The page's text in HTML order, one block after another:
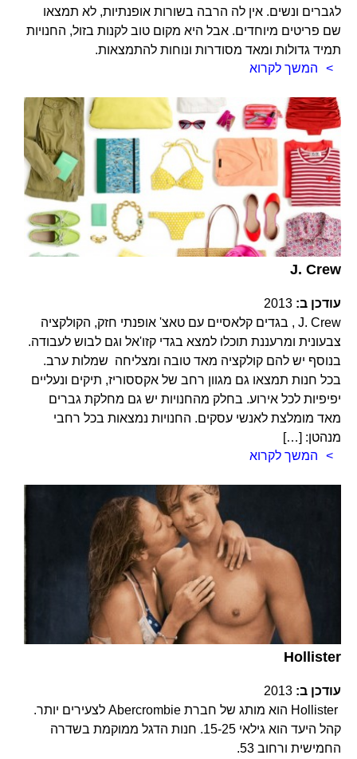
לגברים ונשים. אין לה הרבה בשורות אופנתיות, לא תמצאו
שם פריטים מיוחדים. אבל היא מקום טוב לקנות בזול, החנויות
תמיד גדולות ומאד מסודרות ונוחות להתמצאות.
המשך לקרוא
J. Crew
עודכן ב: 2013
J. Crew , בגדים קלאסיים עם טאצ' אופנתי חזק, הקולקציה
צבעונית ומרעננת תוכלו למצא בגדי קזו'אל וגם לבוש לעבודה.
בנוסף יש להם קולקציה מאד טובה ומצליחה שמלות ערב.
בכל חנות תמצאו גם מגוון רחב של אקססוריז, תיקים ונעליים
יפיפיות לכל אירוע. בחלק מהחנויות יש גם מחלקת גברים
מאד מומלצת לאנשי עסקים. החנויות נמצאות בכל רחבי
מנהטן: […]
המשך לקרוא
Hollister
עודכן ב: 2013
Hollister הוא מותג של חברת Abercrombie לצעירים יותר.
קהל היעד הוא גילאי 15-25. חנות הדגל ממוקמת בשדרה
החמישית ורחוב 53.